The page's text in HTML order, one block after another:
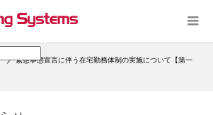
緊急事態宣言に伴う在宅勤務体制の実施について【第一